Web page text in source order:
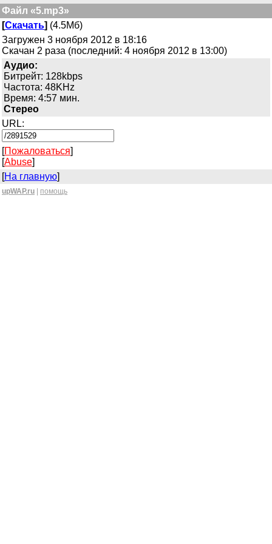
Файл «5.mp3»
[Скачать] (4.5Мб)
Загружен 3 ноября 2012 в 18:16
Скачан 2 раза (последний: 4 ноября 2012 в 13:00)
Аудио:
Битрейт: 128kbps
Частота: 48KHz
Время: 4:57 мин.
Стерео
URL:
[Пожаловаться]
[Abuse]
[На главную]
upWAP.ru помощь